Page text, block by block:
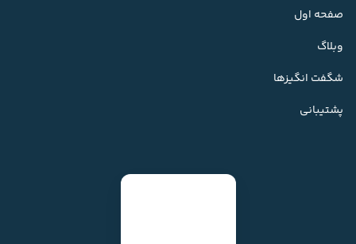
صفحه اول
وبلاگ
شگفت انگیزها
پشتیبانی